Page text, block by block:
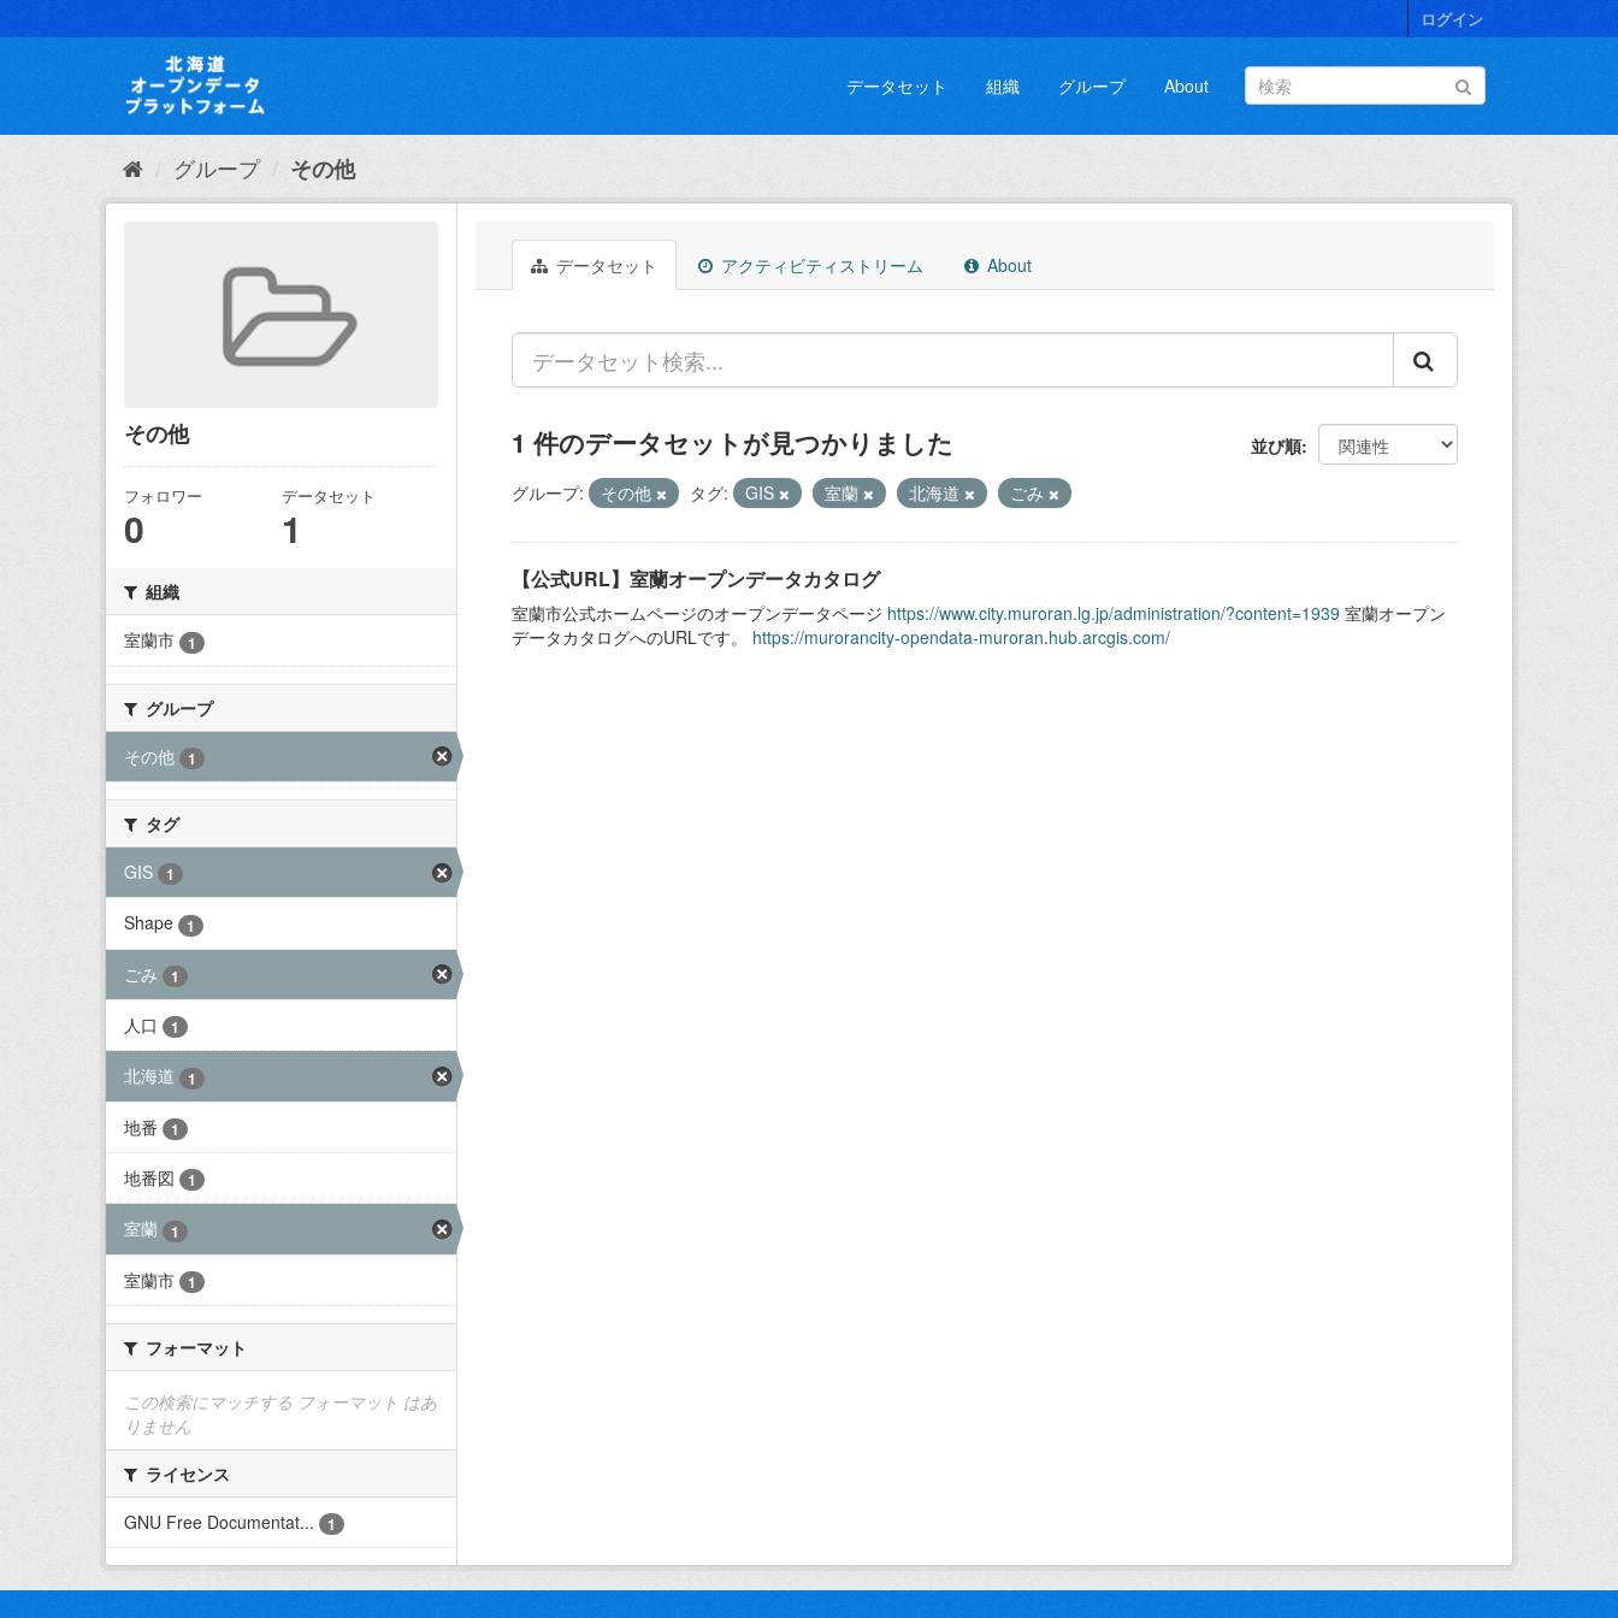
キ
て
ログイン
データセット 組織 グループ About
グループ その他
その他
フォロワー
0
データセット
1
組織
室蘭市
1
グループ
その他
1
タグ
GIS
1
Shape 1
ごみ 1
人口 1
北海道 1
地番 1
地番図 1
室蘭 1
室蘭市 1
フォーマット
この検索にマッチする フォーマット はあ
りません
ライセンス
GNU Free Documentat...
1
データセット アクティビティストリーム About
並び順
1 件のデータセットが見つかりました
グループ: その他 タグ: GIS 室蘭 北海道 ごみ
【公式URL】室蘭オープンデータカタログ
室蘭市公式ホームページのオープンデータページ https://www.city.muroran.lg.jp/administration/?content=1939 室蘭オープン
データカタログへのURLです。 https://murorancity-opendata-muroran.hub.arcgis.com/